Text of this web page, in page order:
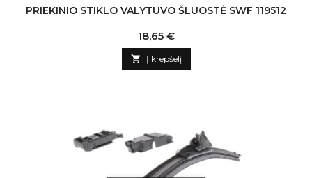
PRIEKINIO STIKLO VALYTUVO ŠLUOSTĖ SWF 119512
Kaina
18,65 €
 Į krepšelį